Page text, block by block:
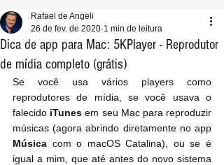
Dica de app para Mac: 5KPlayer - Reprodutor
de mídia completo (grátis)
Rafael de Angeli
26 de fev. de 2020 1 min de leitura
Se você usa vários players como
reprodutores de mídia, se você usava o
falecido iTunes em seu Mac para reproduzir
Música com o macOS Catalina), ou se é
igual a mim, que até antes do novo sistema